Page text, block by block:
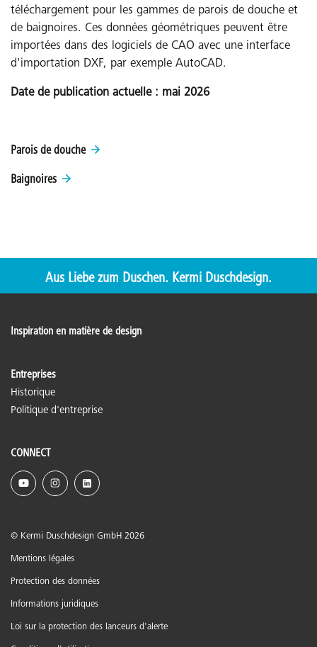
téléchargement pour les gammes de parois de douche et
de baignoires. Ces données géométriques peuvent être
importées dans des logiciels de CAO avec une interface
d'importation DXF, par exemple AutoCAD.
Date de publication actuelle : mai 2026
Parois de douche
Baignoires
Aus Liebe zum Duschen. Kermi Duschdesign.
Inspiration en matière de design
Entreprises
Historique
Politique d'entreprise
CONNECT
© Kermi Duschdesign GmbH 2026
Mentions légales
Protection des données
Informations juridiques
Loi sur la protection des lanceurs d'alerte